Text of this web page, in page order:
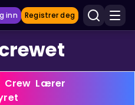
inn Registrer deg
Crew Lærer